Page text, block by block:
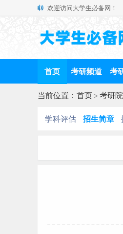
欢迎访问大学生必备网！
首页 考研频道 考
当前位置： 首页> 考研
学科评估 招生简章